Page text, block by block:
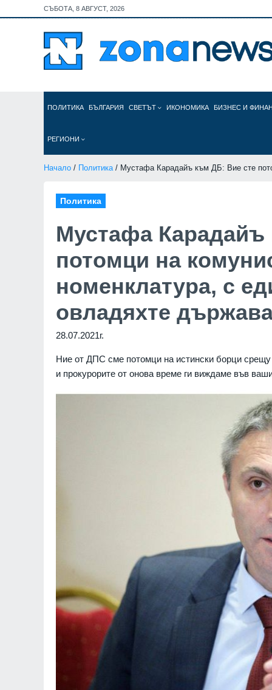
СЪБОТА, 8 АВГУСТ, 2026
ПОЛИТИКА БЪЛГАРИЯ СВЕТЪТ ИКОНОМИКА БИЗНЕС И
РЕГИОНИ
Начало / Политика/ Мустафа Карадайъ към ДБ: Вие сте
Политика
Мустафа
потомци на
номенклатура, с
овладяхте
28.07.2021г.
Ние от ДПС сме потомци на истински борци срещу
и прокурорите от онова време ги виждаме във